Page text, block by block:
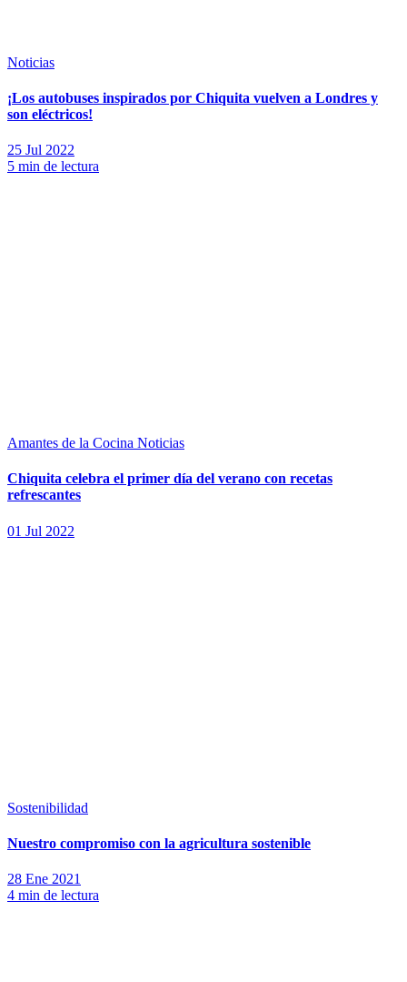
Noticias
¡Los autobuses inspirados por Chiquita vuelven a Londres y
son eléctricos!
25 Jul 2022
5 min de lectura
Amantes de la Cocina Noticias
Chiquita celebra el primer día del verano con recetas
refrescantes
01 Jul 2022
Sostenibilidad
Nuestro compromiso con la agricultura sostenible
28 Ene 2021
4 min de lectura